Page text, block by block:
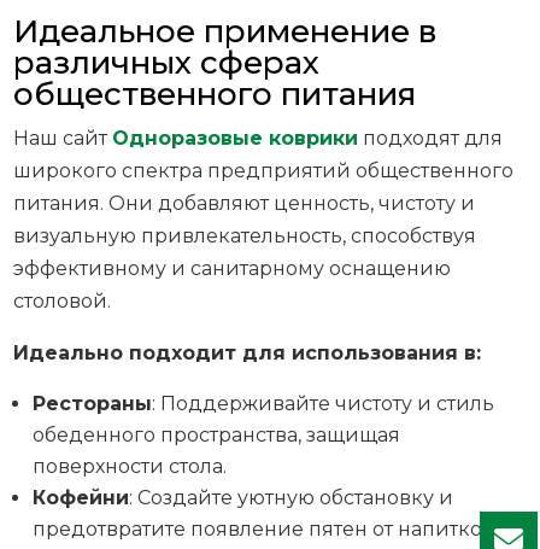
Идеальное применение в
различных сферах
общественного питания
Наш сайт Одноразовые коврики подходят для
широкого спектра предприятий общественного
питания. Они добавляют ценность, чистоту и
визуальную привлекательность, способствуя
эффективному и санитарному оснащению
столовой.
Идеально подходит для использования в:
Рестораны: Поддерживайте чистоту и стиль
обеденного пространства, защищая
поверхности стола.
Кофейни: Создайте уютную обстановку и
предотвратите появление пятен от напитков